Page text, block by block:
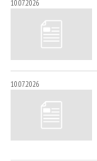
10.07.2026
10.07.2026